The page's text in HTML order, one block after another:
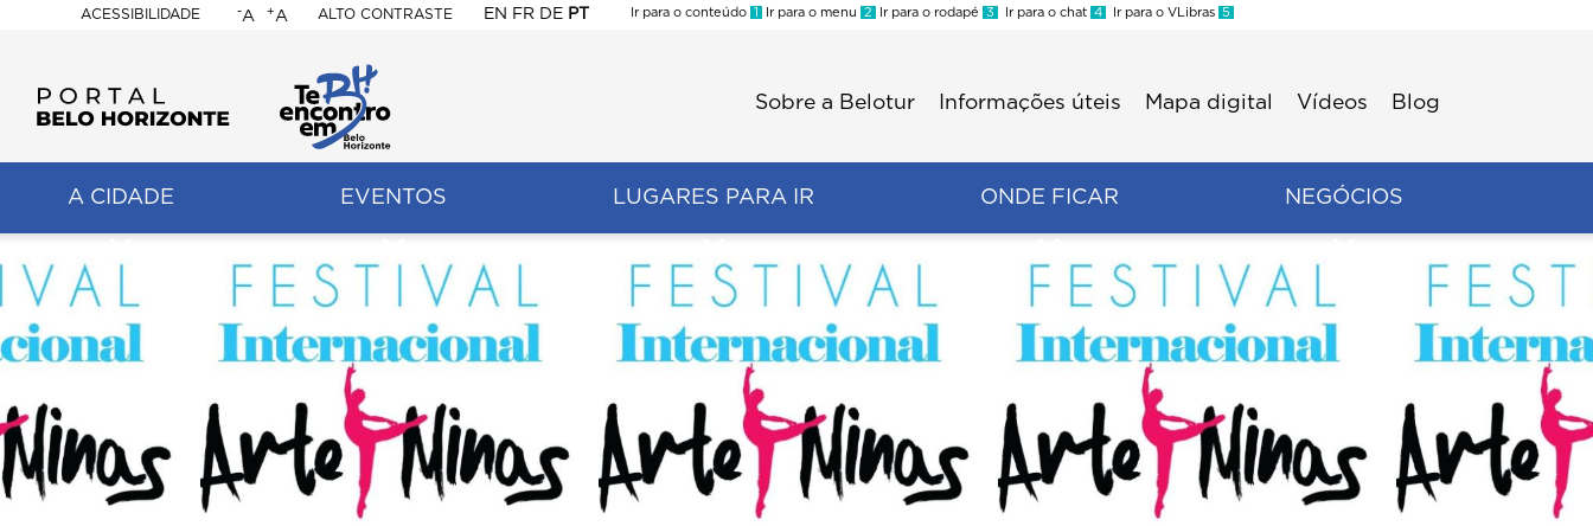
ACESSIBILIDADE
BELO
HORIZONTE
-A +A ALTO CONTRASTE EN FR DE PT
Ir para o conteúdo 1 Ir para o menu 2 Ir para o rodapé 3 Ir para o chat 4 Ir para o VLibras 5
Sobre a Belotur Informações úteis Mapa digital Vídeos Blog
A CIDADE EVENTOS LUGARES PARA IR ONDE FICAR NEGÓCIOS